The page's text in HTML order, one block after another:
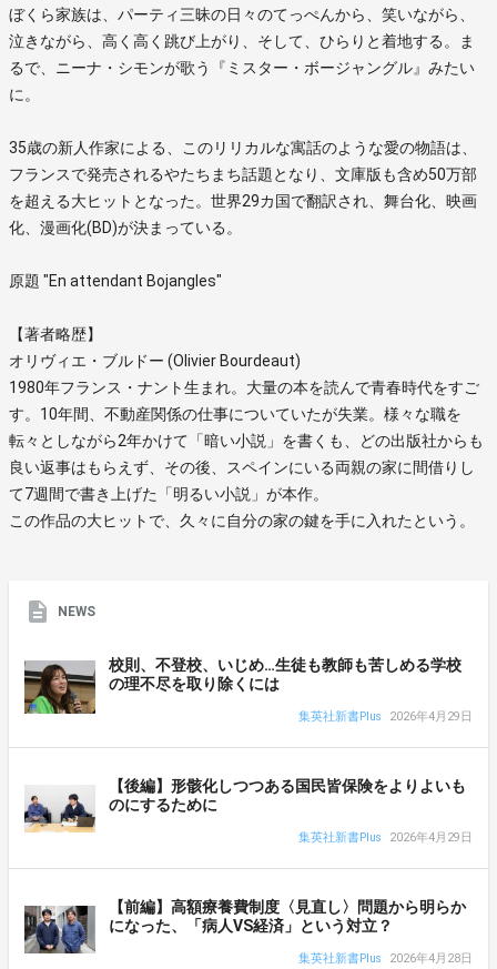
ぼくら家族は、パーティ三昧の日々のてっぺんから、笑いながら、
泣きながら、高く高く跳び上がり、そして、ひらりと着地する。ま
るで、ニーナ・シモンが歌う『ミスター・ボージャングル』みたい
に。
35歳の新人作家による、このリリカルな寓話のような愛の物語は、
フランスで発売されるやたちまち話題となり、文庫版も含め50万部
を超える大ヒットとなった。世界29カ国で翻訳され、舞台化、映画
化、漫画化(BD)が決まっている。
原題 "En attendant Bojangles"
【著者略歴】
オリヴィエ・ブルドー (Olivier Bourdeaut)
1980年フランス・ナント生まれ。大量の本を読んで青春時代をすご
す。10年間、不動産関係の仕事についていたが失業。様々な職を
転々としながら2年かけて「暗い小説」を書くも、どの出版社からも
良い返事はもらえず、その後、スペインにいる両親の家に間借りし
て7週間で書き上げた「明るい小説」が本作。
この作品の大ヒットで、久々に自分の家の鍵を手に入れたという。
NEWS
校則、不登校、いじめ…生徒も教師も苦しめる学校
の理不尽を取り除くには
集英社新書Plus 2026年4月29日
【後編】形骸化しつつある国民皆保険をよりよいも
のにするために
集英社新書Plus 2026年4月29日
【前編】高額療養費制度〈見直し〉問題から明らか
になった、「病人VS経済」という対立？
集英社新書Plus 2026年4月28日